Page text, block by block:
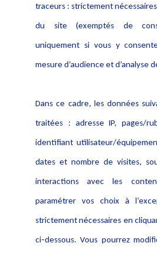
Déclaration d'accessibilité
Notice Légale
Politique de protection des
données
traceurs : strictement
du site (exemptés de
uniquement si vous y
mesure d’audience et d’analyse
Dans ce cadre, les données
traitées : adresse IP, pages/
identifiant utilisateur/
dates et nombre de visites,
interactions avec les
paramétrer vos choix à
strictement nécessaires en
ci-dessous. Vous pourrez